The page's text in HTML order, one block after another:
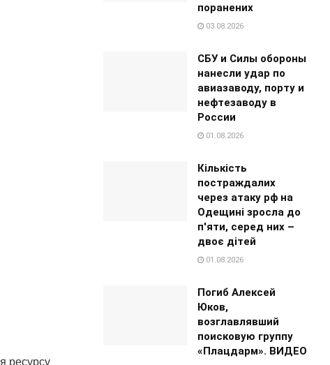
ресурсу
поранених
03.08.2026
СБУ и Силы обороны
нанесли удар по
авиазаводу, порту и
нефтезаводу в
России
01.08.2026
Кількість
постраждалих
через атаку рф на
Одещині зросла до
п'яти, серед них –
двоє дітей
01.08.2026
Погиб Алексей
Юков,
возглавлявший
поисковую группу
«Плацдарм». ВИДЕО